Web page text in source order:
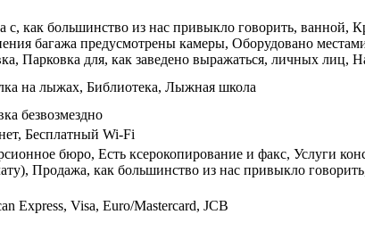
с, как большинство из нас привыкло говорить, ванной,
багажа предусмотрены камеры, Оборудовано
Парковка для, как заведено выражаться, личных лиц,
на лыжах, Библиотека, Лыжная школа
безвозмездно
Бесплатный Wi-Fi
бюро, Есть ксерокопирование и факс, Услуги
Продажа, как большинство из нас привыкло
Express, Visa, Euro/Mastercard, JCB